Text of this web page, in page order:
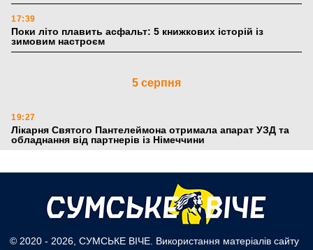
17:39
Поки літо плавить асфальт: 5 книжкових історій із
зимовим настроєм
5 серпня
19:27
Лікарня Святого Пантелеймона отримала апарат УЗД та
обладнання від партнерів із Німеччини
укриття та енергетичну підтримку для Сумської громади
Понад 8 мільйонів книжок згоріли. Як допомогти «Ранку»
та іншим видавництвам відновитися
© 2020 - 2026, СУМСЬКЕ ВІЧЕ. Використання матеріалів сайту